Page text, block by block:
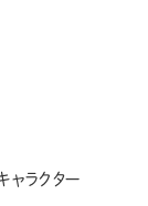
ャラクター